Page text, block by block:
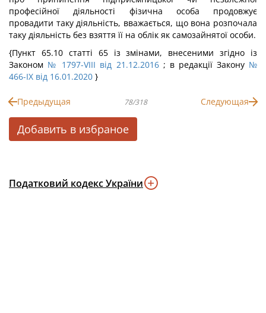
професійної діяльності фізична особа продовжує
провадити таку діяльність, вважається, що вона розпочала
таку діяльність без взяття її на облік як самозайнятої особи.
{Пункт 65.10 статті 65 із змінами, внесеними згідно із
Законом № 1797-VIII від 21.12.2016; в редакції Закону №
466-IX від 16.01.2020 }
Предыдущая 78/318 Следующая
Добавить в избраное
Податковий кодекс України